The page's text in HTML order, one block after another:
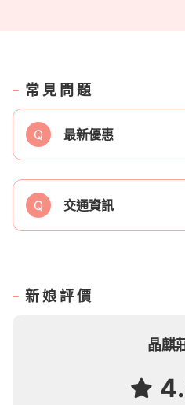
常見問題
Q 最新優惠
Q 交通資訊
新娘評價
晶麒